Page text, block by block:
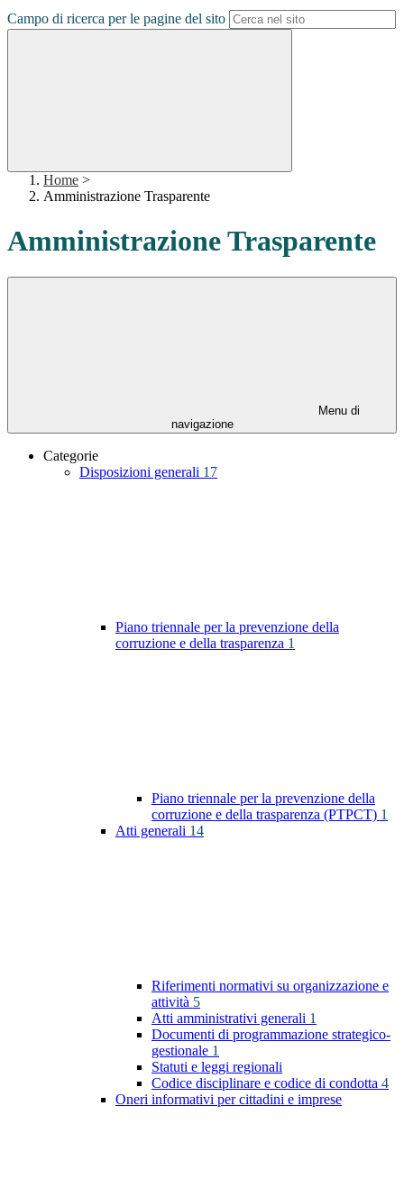
Campo di ricerca per le pagine del sito
Home >
Amministrazione Trasparente
Amministrazione Trasparente
Menu di
navigazione
Categorie
Disposizioni generali 17
Piano triennale per la prevenzione della
corruzione e della trasparenza 1
Piano triennale per la prevenzione della
corruzione e della trasparenza (PTPCT) 1
Atti generali 14
Riferimenti normativi su organizzazione e
attività 5
Atti amministrativi generali 1
Documenti di programmazione strategico-
gestionale 1
Statuti e leggi regionali
Codice disciplinare e codice di condotta 4
Oneri informativi per cittadini e imprese